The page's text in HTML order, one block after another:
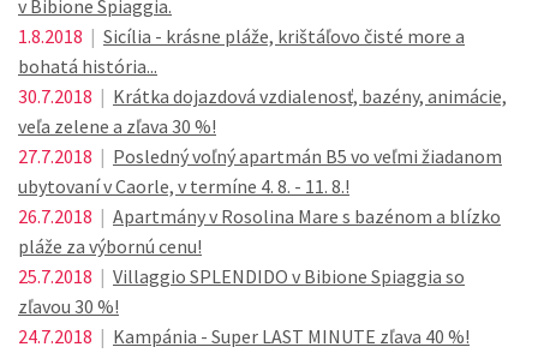
v Bibione Spiaggia.
1.8.2018 | Sicília - krásne pláže, krištáľovo čisté more a
bohatá história...
30.7.2018 | Krátka dojazdová vzdialenosť, bazény, animácie,
veľa zelene a zľava 30 %!
27.7.2018 | Posledný voľný apartmán B5 vo veľmi žiadanom
ubytovaní v Caorle, v termíne 4. 8. - 11. 8.!
26.7.2018 | Apartmány v Rosolina Mare s bazénom a blízko
pláže za výbornú cenu!
25.7.2018 | Villaggio SPLENDIDO v Bibione Spiaggia so
zľavou 30 %!
24.7.2018 | Kampánia - Super LAST MINUTE zľava 40 %!